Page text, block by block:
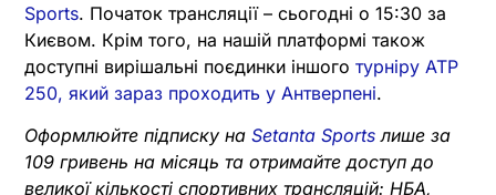
Sports. Початок трансляції – сьогодні о 15:30 за
Києвом. Крім того, на нашій платформі також
доступні вирішальні поєдинки іншого турніру ATP
250, який зараз проходить у Антверпені.
Оформлюйте підписку на Setanta Sports лише за
109 гривень на місяць та отримайте доступ до
великої кількості спортивних трансляцій: НБА,